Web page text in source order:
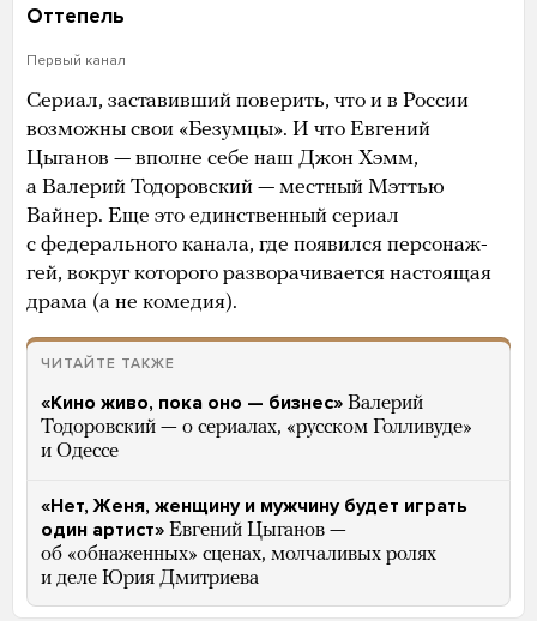
Оттепель
Первый канал
Сериал, заставивший поверить, что и в России
возможны свои «Безумцы». И что Евгений
Цыганов — вполне себе наш Джон Хэмм,
а Валерий Тодоровский — местный Мэттью
Вайнер. Еще это единственный сериал
с федерального канала, где появился персонаж-
гей, вокруг которого разворачивается настоящая
драма (а не комедия).
ЧИТАЙТЕ ТАКЖЕ
«Кино живо, пока оно — бизнес» Валерий
Тодоровский — о сериалах, «русском Голливуде»
и Одессе
«Нет, Женя, женщину и мужчину будет играть
один артист» Евгений Цыганов —
об «обнаженных» сценах, молчаливых ролях
и деле Юрия Дмитриева